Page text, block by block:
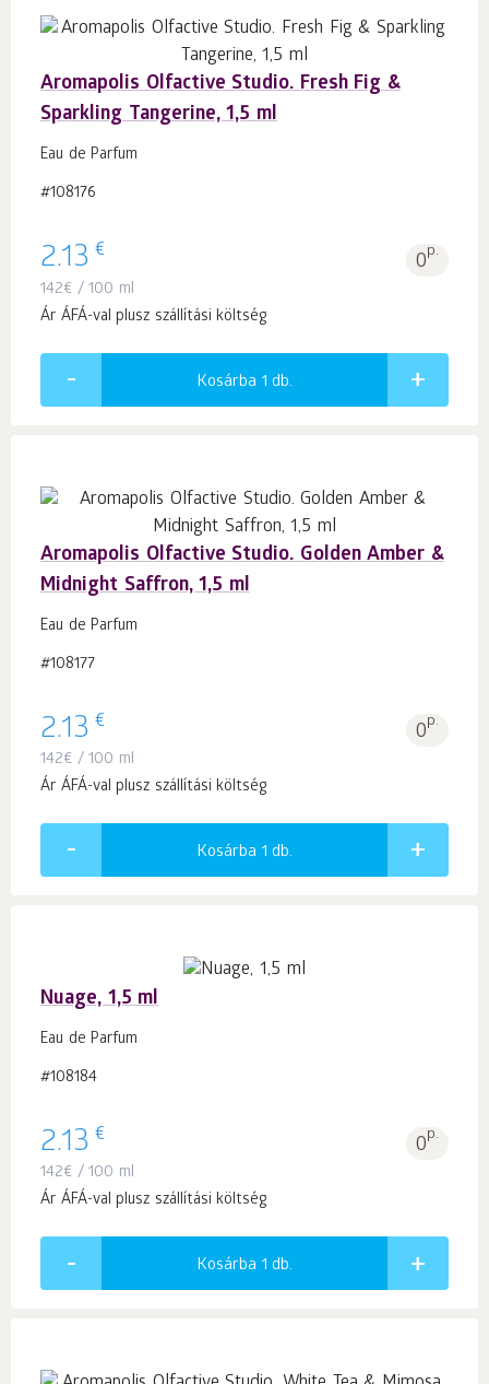
Aromapolis Olfactive Studio. Fresh Fig &
Sparkling Tangerine, 1,5 ml
Eau de Parfum
#108176
2.13 € 0p.
142€ / 100 ml
Ár ÁFÁ-val plusz szállítási költség
Kosárba 1 db.
Aromapolis Olfactive Studio. Golden Amber &
Midnight Saffron, 1,5 ml
Eau de Parfum
#108177
2.13 € 0p.
142€ / 100 ml
Ár ÁFÁ-val plusz szállítási költség
Kosárba 1 db.
Nuage, 1,5 ml
Eau de Parfum
#108184
2.13 € 0p.
142€ / 100 ml
Ár ÁFÁ-val plusz szállítási költség
Kosárba 1 db.